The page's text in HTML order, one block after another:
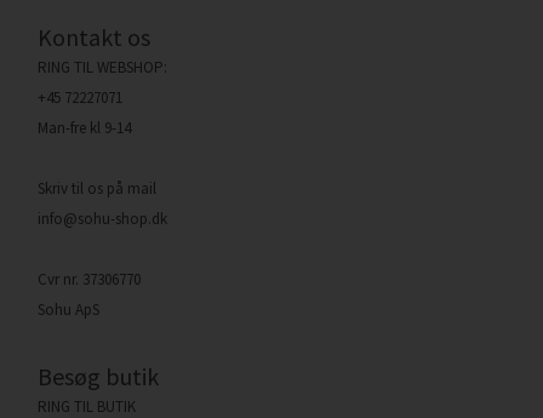
Kontakt os
RING TIL WEBSHOP:
+45 72227071
Man-fre kl 9-14
Skriv til os på mail
info@sohu-shop.dk
Cvr nr. 37306770
Sohu ApS
Besøg butik
RING TIL BUTIK